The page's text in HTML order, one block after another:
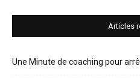
Articles
Une Minute de coaching pour